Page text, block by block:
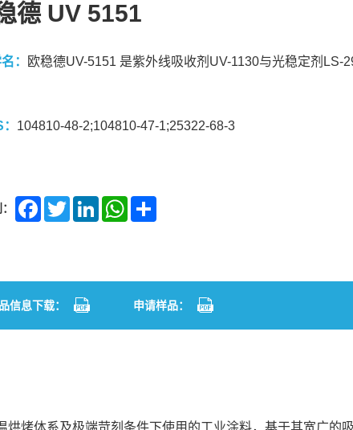
德 UV 5151
：
欧稳德UV-5151 是紫外线吸收剂UV-1130与光稳定剂LS-
104810-48-2;104810-47-1;25322-68-3
Facebook
TwitterLinkedInWhatsApp
信息下载： 申请样品：
烤体系及极端苛刻条件下使用的工业涂料，基于其宽广的